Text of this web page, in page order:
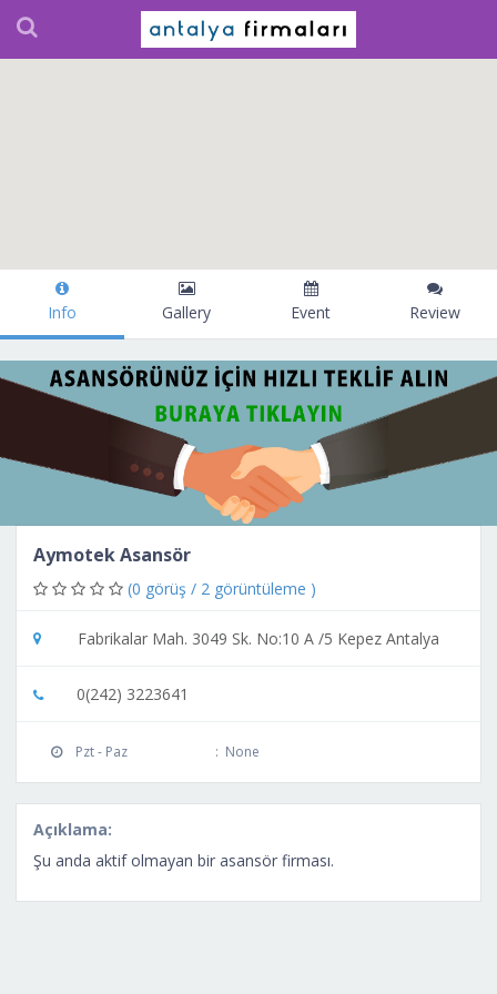
Info Gallery Event Review
Aymotek Asansör
(0 görüş / 2 görüntüleme )
Fabrikalar Mah. 3049 Sk. No:10 A /5 Kepez Antalya
0(242) 3223641
Pzt - Paz : None
Açıklama:
Şu anda aktif olmayan bir asansör firması.